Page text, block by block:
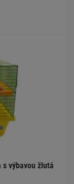
výbavou žlutá